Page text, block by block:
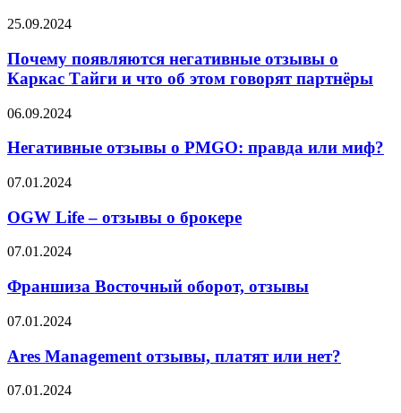
Почему
негативные
отзывы
о
Тайги
что
этом
партнёры
25.09.2024
Почему появляются негативные отзывы о
Каркас Тайги и что об этом говорят партнёры
Негативные
о
правда
миф?
06.09.2024
Негативные отзывы о PMGO: правда или миф?
OGW
–
отзывы
о
07.01.2024
OGW Life – отзывы о брокере
Франшиза
оборот,
отзывы
07.01.2024
Франшиза Восточный оборот, отзывы
Ares
отзывы,
платят
или
07.01.2024
Ares Management отзывы, платят или нет?
GuardCapital
07.01.2024